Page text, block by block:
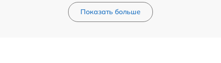
Показать больше